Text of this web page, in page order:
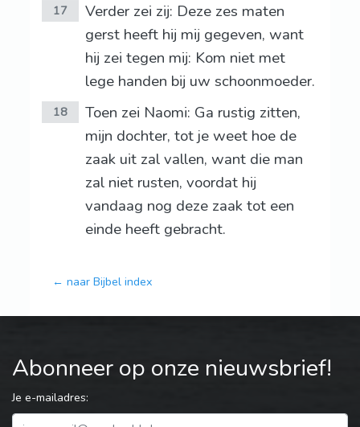
17
Verder zei zij: Deze zes maten
gerst heeft hij mij gegeven, want
hij zei tegen mij: Kom niet met
lege handen bij uw schoonmoeder.
18
Toen zei Naomi: Ga rustig zitten,
mijn dochter, tot je weet hoe de
zaak uit zal vallen, want die man
zal niet rusten, voordat hij
vandaag nog deze zaak tot een
einde heeft gebracht.
← naar Bijbel index
Abonneer op onze nieuwsbrief!
Je e-mailadres: